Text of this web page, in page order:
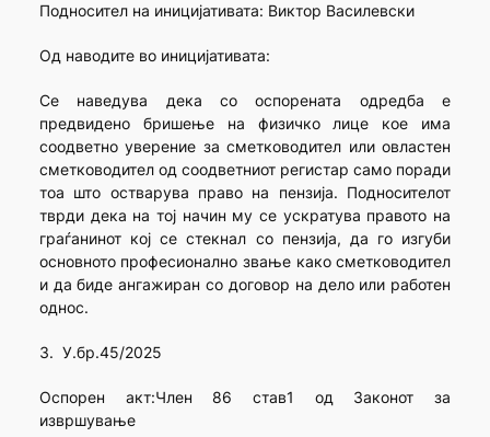
Подносител на иницијативата: Виктор Василевски
Од наводите во иницијативата:
Се наведува дека со оспорената одредба е
предвидено бришење на физичко лице кое има
соодветно уверение за сметководител или овластен
сметководител од соодветниот регистар само поради
тоа што остварува право на пензија. Подносителот
тврди дека на тој начин му се ускратува правото на
граѓанинот кој се стекнал со пензија, да го изгуби
основното професионално звање како сметководител
и да биде ангажиран со договор на дело или работен
однос.
3. У.бр.45/2025
Оспорен акт:Член 86 став1 од Законот за
извршување